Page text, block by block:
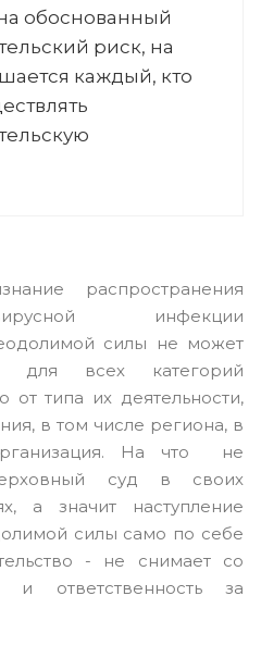
обоснованный
риск, на
каждый, кто
распространения
инфекции
силы не может
для всех категорий
от типа их деятельности,
в том числе региона, в
На что не
суд в своих
а значит наступление
силы само по себе
- не снимает со
и ответственность за